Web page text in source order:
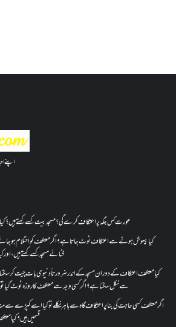
اپنے
عورت کس جگہ پر اعتکاف کرے گی؟مسجد بیت کسے کہتے ہیں؟کیا
کیا بیہوش ہونے سے اعتکاف ٹوٹ جاتا ہے؟ اگر معتکف کو احتلام ہو
فنائے مسجد کسے کہتے ہیں ،
کیا معتکف اعتکاف کے دوران مسجد کے اندر ضرورتاً دنیوی بات چیت کر
سے نکل سکتا ہے؟ اگر کسی وجہ سے معتکف کا روزہ ٹوٹ گیا
اگر معتکف کسی حاجت کی بنا پر اعتکاف گاہ سے باہر نکلے تو کیا اسے کپڑے
قسمیں ہیں؟کیا